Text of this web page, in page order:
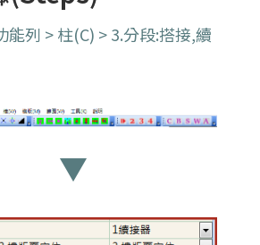
能列 > 柱(C) > 3.分段:搭接,續